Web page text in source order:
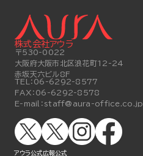
株式会社アウラ
〒530-0022
大阪府大阪市北区浪花町12-24
赤坂天六ビル8F
TEL： 06-6292-8577
FAX： 06-6292-8578
E-mail： staff@aura-office.co.jp
アウラ公式 広報公式